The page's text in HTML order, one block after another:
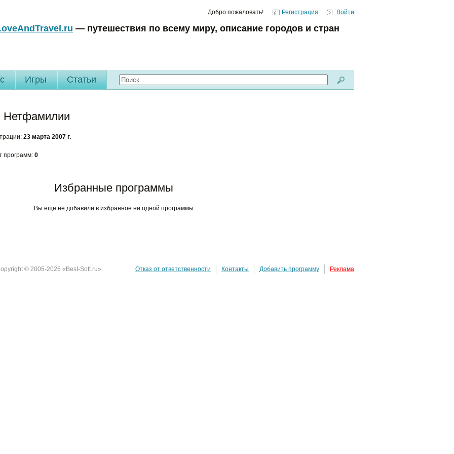
Добро пожаловать! Регистрация Войти
— путешествия по всему миру, описание городов и стран
Игры Статьи
Нетфамилии
23 марта 2007 г.
программ: 0
Избранные программы
Вы еще не добавили в избранное ни одной программы
© 2005-2026 «Best-Soft.ru». Отказ от ответственности Контакты Добавить программу Реклама